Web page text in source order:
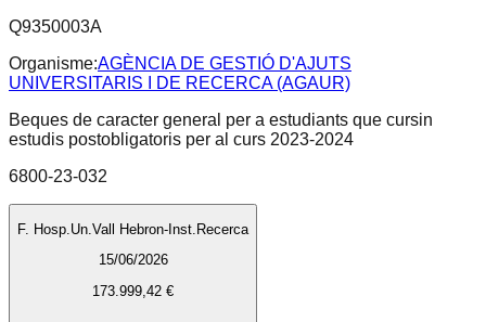
Q9350003A
Organisme:AGÈNCIA DE GESTIÓ D'AJUTS
UNIVERSITARIS I DE RECERCA (AGAUR)
Beques de caracter general per a estudiants que cursin
estudis postobligatoris per al curs 2023-2024
6800-23-032
F. Hosp.Un.Vall Hebron-Inst.Recerca
15/06/2026
173.999,42 €